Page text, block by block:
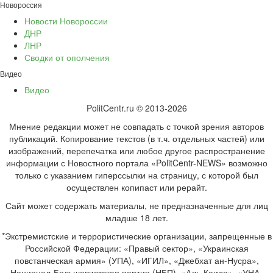
Новороссия
Новости Новороссии
ДНР
ЛНР
Сводки от ополчения
Видео
Видео
PolitCentr.ru © 2013-2026
Мнение редакции может не совпадать с точкой зрения авторов
публикаций. Копирование текстов (в т.ч. отдельных частей) или
изображений, перепечатка или любое другое распространение
информации с Новостного портала «PolitCentr-NEWS» возможно
только с указанием гиперссылки на страницу, с которой был
осуществлен копипаст или рерайт.
Сайт может содержать материалы, не предназначенные для лиц
младше 18 лет.
*Экстремистские и террористические организации, запрещенные в
Российской Федерации: «Правый сектор», «Украинская
повстанческая армия» (УПА), «ИГИЛ», «Джебхат ан-Нусра»,